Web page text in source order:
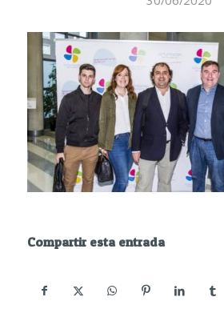
Compartir esta entrada